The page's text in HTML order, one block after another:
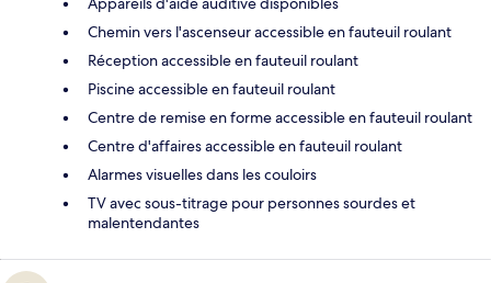
Chemin vers l'ascenseur accessible en fauteuil roulant
Réception accessible en fauteuil roulant
Piscine accessible en fauteuil roulant
Centre de remise en forme accessible en fauteuil roulant
Centre d'affaires accessible en fauteuil roulant
Alarmes visuelles dans les couloirs
TV avec sous-titrage pour personnes sourdes et
malentendantes